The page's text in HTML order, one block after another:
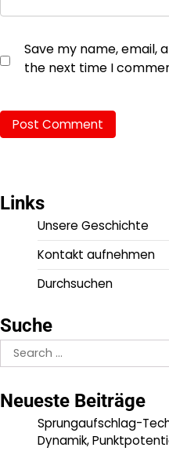
Save my name, email,
the next time I
Links
Unsere Geschichte
Kontakt aufnehmen
Durchsuchen
Suche
Search
for:
Neueste Beiträge
Sprungaufschlag-
Dynamik,